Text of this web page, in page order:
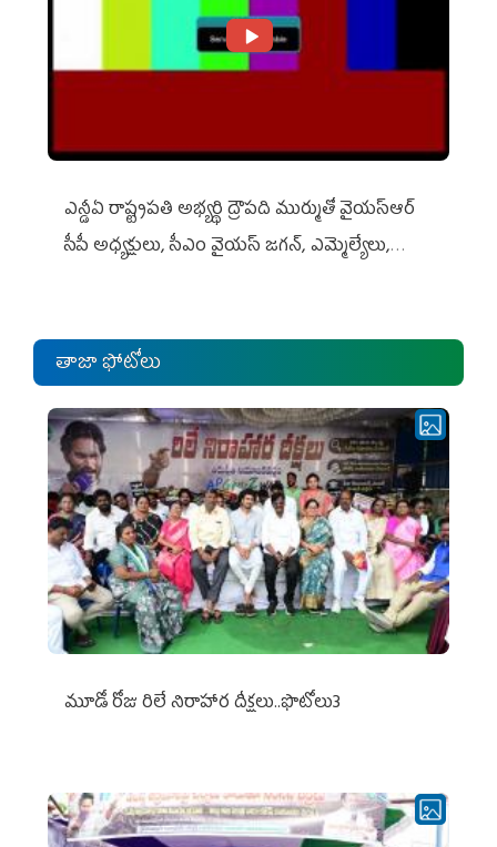
ఎన్డీఏ రాష్ట్ర‌ప‌తి అభ్య‌ర్థి ద్రౌప‌ది ముర్ముతో వైయ‌స్ఆర్
సీపీ అధ్య‌క్షులు, సీఎం వైయ‌స్ జ‌గ‌న్, ఎమ్మెల్యేలు,
తాజా ఫోటోలు
మూడో రోజు రిలే నిరాహార దీక్షలు..ఫొటోలు3